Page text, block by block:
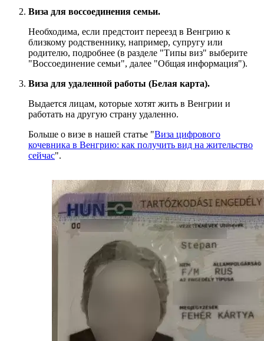
Виза для воссоединения семьи.
Необходима, если предстоит переезд в Венгрию к
близкому родственнику, например, супругу или
родителю, подробнее (в разделе "Типы виз" выберите
"Воссоединение семьи", далее "Общая информация").
Виза для удаленной работы (Белая карта).
Выдается лицам, которые хотят жить в Венгрии и
работать на другую страну удаленно.
Больше о визе в нашей статье "Виза цифрового
кочевника в Венгрию: как получить вид на жительство
сейчас".